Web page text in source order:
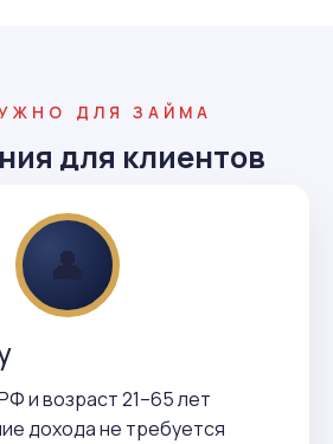
ДЛЯ ЗАЙМА
для клиентов
👤
и возраст 21–65 лет
дохода не требуется